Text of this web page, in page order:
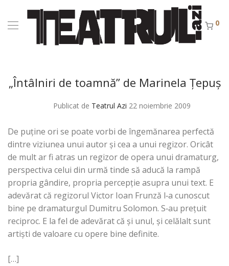
0
„Întâlniri de toamnă” de Marinela Ţepuş
Publicat de Teatrul Azi 22 noiembrie 2009
De puţine ori se poate vorbi de îngemănarea perfectă
dintre viziunea unui autor şi cea a unui regizor. Oricât
de mult ar fi atras un regizor de opera unui dramaturg,
perspectiva celui din urmă tinde să aducă la rampă
propria gândire, propria percepţie asupra unui text. E
adevărat că regizorul Victor Ioan Frunză l‑a cunoscut
bine pe dramaturgul Dumitru Solomon. S‑au preţuit
reciproc. E la fel de adevărat că şi unul, şi celălalt sunt
artişti de valoare cu opere bine definite.
[…]